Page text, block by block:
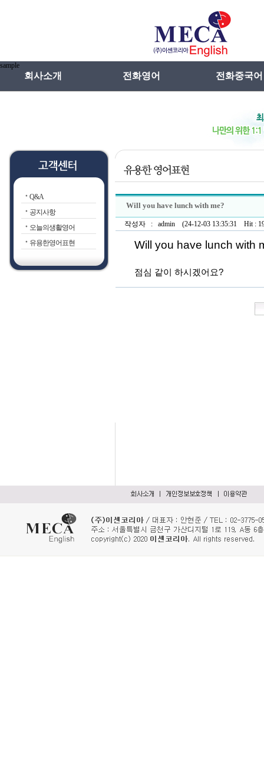
회사소개 전화영어
전화영어장점
전화영어VS학원영어
전화영어선입견
전화중국어
전화중국어란
강사선발 및 관
sample
Q&A
공지사항
오늘의생활영어
유용한영어표현
Will you have lunch with me?
작성자 : admin (24-12-03 13:35:31 Hit :
Will you have lunch with
점심 같이 하시겠어요?